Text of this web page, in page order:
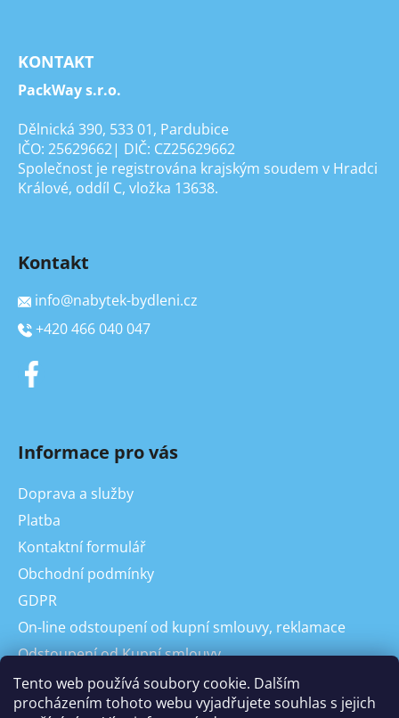
Tento web používá soubory cookie. Dalším
procházením tohoto webu vyjadřujete souhlas s jejich
KONTAKT
PackWay s.r.o.
Dělnická 390, 533 01, Pardubice
IČO: 25629662| DIČ: CZ25629662
Společnost je registrována krajským soudem v Hradci
Králové, oddíl C, vložka 13638.
Kontakt
info@nabytek-bydleni.cz
+420 466 040 047
Informace pro vás
Doprava a služby
Platba
Kontaktní formulář
Obchodní podmínky
GDPR
On-line odstoupení od kupní smlouvy, reklamace
Odstoupení od Kupní smlouvy
Reklamace